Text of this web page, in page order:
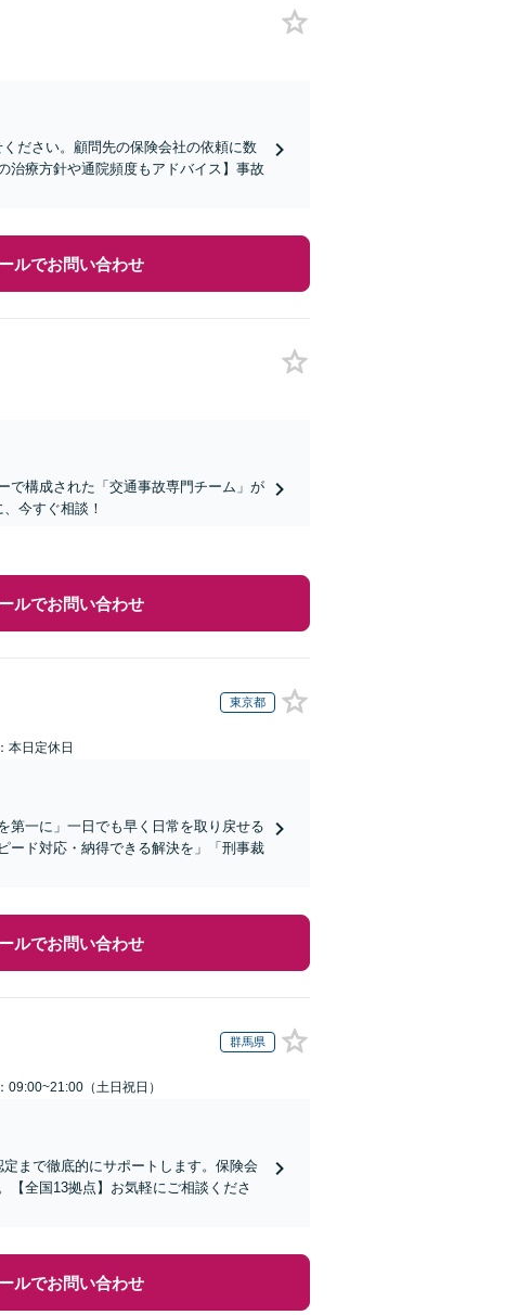
ださい。顧問先の保険会社の依頼に数
治療方針や通院頻度もアドバイス】事故
ルでお問い合わせ
で構成された「交通事故専門チーム」が
今すぐ相談！
ルでお問い合わせ
東京都
本日定休日
第一に」一日でも早く日常を取り戻せる
ード対応・納得できる解決を」「刑事裁
ルでお問い合わせ
群馬県
09:00~21:00（土日祝日）
まで徹底的にサポートします。保険会
【全国13拠点】お気軽にご相談くださ
ルでお問い合わせ